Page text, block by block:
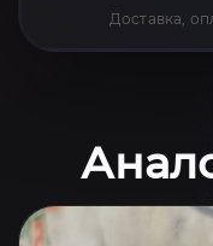
Доставка,